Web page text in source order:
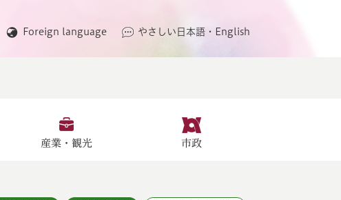
Foreign language やさしい日本語・English
産業・観光 市政